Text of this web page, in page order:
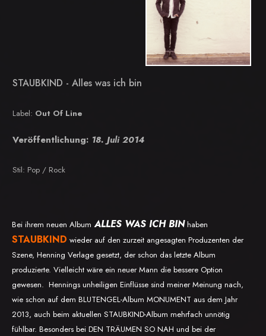
STAUBKIND - Alles was ich bin
Label: Out Of Line
Veröffentlichung: 18. Juli 2014
Stil: Pop / Rock
Bei ihrem neuen Album ALLES WAS ICH BINhaben
STAUBKIND wieder auf den zurzeit angesagten Produzenten der
Szene, Henning Verlage gesetzt, der schon das letzte Album
produzierte. Vielleicht wäre ein neuer Mann die bessere Option
gewesen. Hennings unheiligen Einflüsse sind meiner Meinung nach,
wie schon auf dem BLUTENGEL-Album MONUMENT aus dem Jahr
2013, auch beim aktuellen STAUBKIND-Album mehrfach unnötig
fühlbar. Besonders bei DEN TRÄUMEN SO NAH und bei der